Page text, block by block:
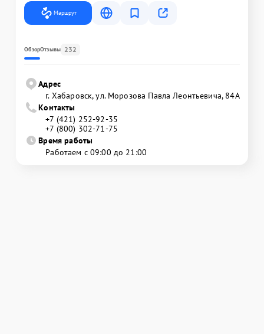
Маршрут
ОбзорОтзывы 232
Адрес
г. Хабаровск, ул. Морозова Павла Леонтьевича, 84А
Контакты
+7 (421) 252-92-35
+7 (800) 302-71-75
Время работы
Работаем с 09:00 до 21:00